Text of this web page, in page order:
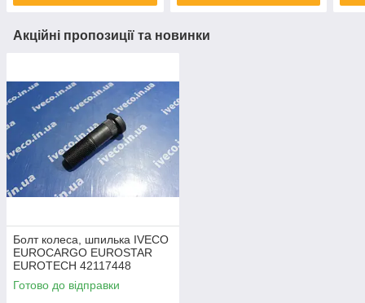
Акційні пропозиції та новинки
Болт колеса, шпилька IVECO
EUROCARGO EUROSTAR
EUROTECH 42117448
42064821 42116737
42117447
Готово до відправки